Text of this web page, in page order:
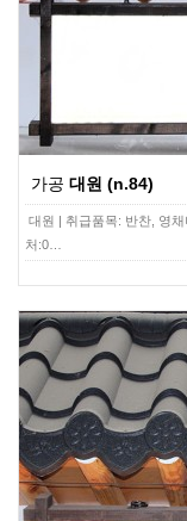
가공 대원 (n.84)
대원 | 취급품목: 반찬, 영
처:0…